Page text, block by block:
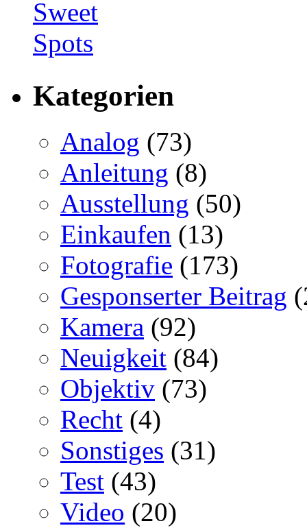
Kategorien
Analog (73)
Anleitung (8)
Ausstellung (50)
Einkaufen (13)
Fotografie (173)
Gesponserter Beitrag
Kamera (92)
Neuigkeit (84)
Objektiv (73)
Recht (4)
Sonstiges (31)
Test (43)
Video (20)